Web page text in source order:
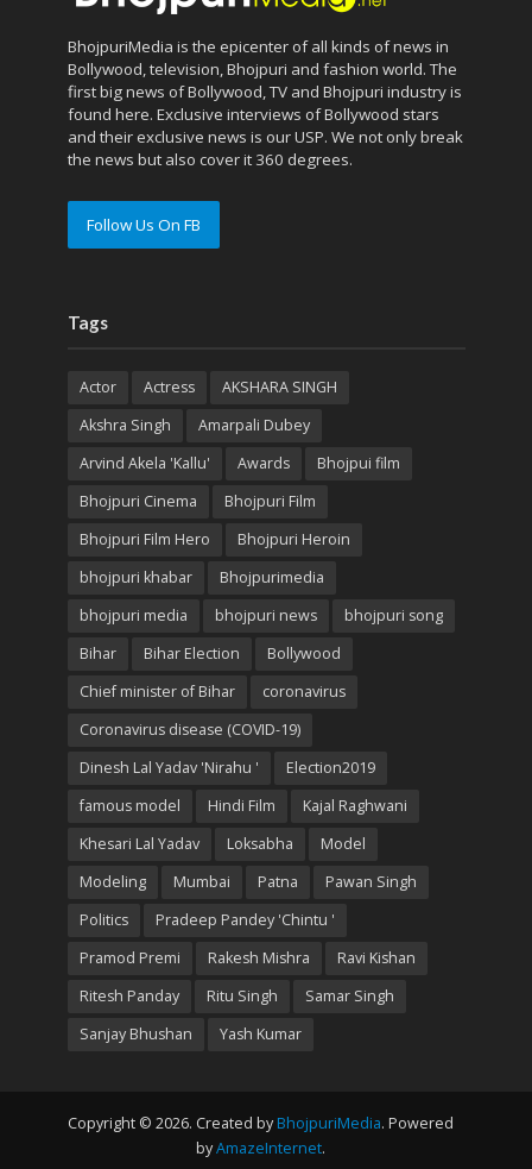
BhojpuriMedia is the epicenter of all kinds of news in
Bollywood, television, Bhojpuri and fashion world. The
first big news of Bollywood, TV and Bhojpuri industry is
found here. Exclusive interviews of Bollywood stars
and their exclusive news is our USP. We not only break
the news but also cover it 360 degrees.
Follow Us On FB
Tags
Actor Actress
AKSHARA SINGH
Akshra Singh
Amarpali Dubey
Arvind Akela 'Kallu'
Awards
Bhojpui film
Bhojpuri Cinema
Bhojpuri Film
Bhojpuri Film Hero
Bhojpuri Heroin
bhojpuri khabar
Bhojpurimedia
bhojpuri media
bhojpuri news
bhojpuri song
Bihar
Bihar Election
Bollywood
Chief minister of Bihar
coronavirus
Coronavirus disease (COVID-19)
Dinesh Lal Yadav 'Nirahu '
Election2019
famous model
Hindi Film
Kajal Raghwani
Khesari Lal Yadav
Loksabha
Model
Modeling
Mumbai Patna
Pawan Singh
Politics
Pradeep Pandey 'Chintu '
Pramod Premi
Rakesh Mishra
Ravi Kishan
Ritesh Panday
Ritu Singh
Samar Singh
Sanjay Bhushan
Yash Kumar
Copyright © 2026. Created by BhojpuriMedia. Powered
byAmazeInternet.